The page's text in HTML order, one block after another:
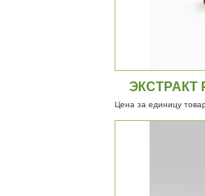
ЭКСТРАКТ
Цена за единицу